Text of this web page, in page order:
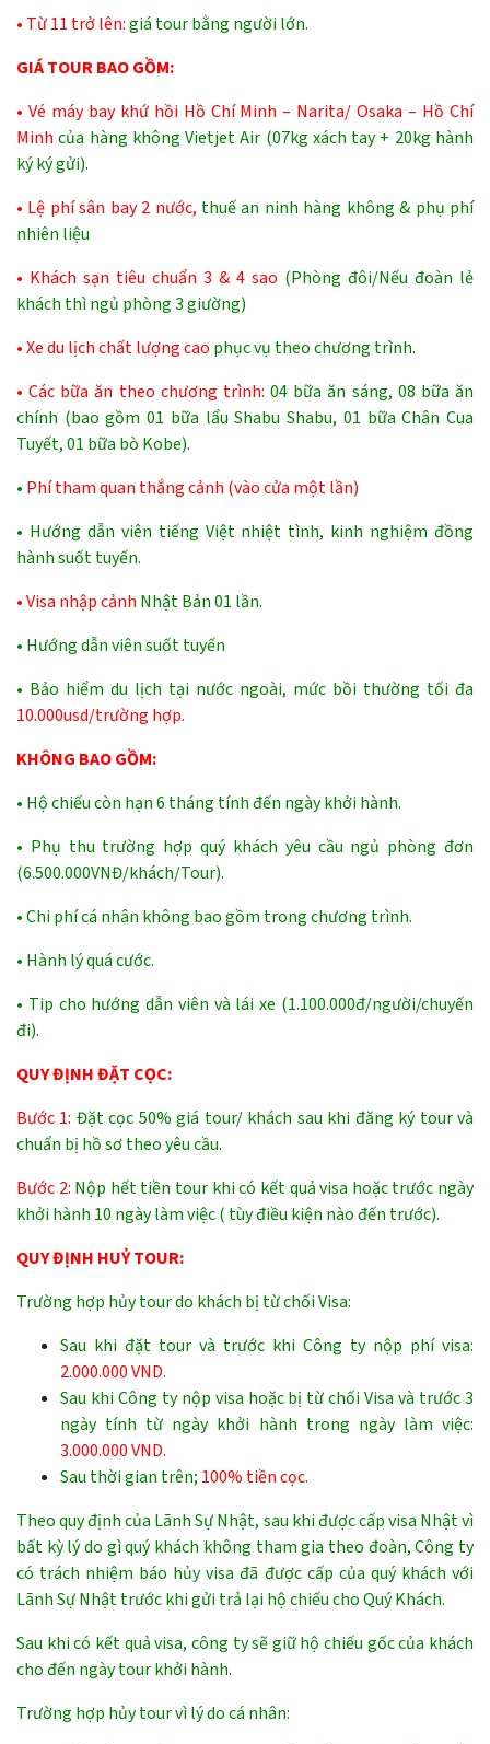
• Từ 11 trở lên:giá tour bằng người lớn.
GIÁ TOUR BAO GỒM:
• Vé máy bay khứ hồi Hồ Chí Minh – Narita/ Osaka – Hồ Chí
Minh của hàng không Vietjet Air (07kg xách tay + 20kg hành
ký ký gửi).
• Lệ phí sân bay 2 nước, thuế an ninh hàng không & phụ phí
nhiên liệu
• Khách sạn tiêu chuẩn 3 & 4 sao (Phòng đôi/Nếu đoàn lẻ
khách thì ngủ phòng 3 giường)
• Xe du lịch chất lượng cao phục vụ theo chương trình.
• Các bữa ăn theo chương trình:04 bữa ăn sáng, 08 bữa ăn
chính (bao gồm 01 bữa lẩu Shabu Shabu, 01 bữa Chân Cua
Tuyết, 01 bữa bò Kobe).
• Phí tham quan thắng cảnh (vào cửa một lần)
• Hướng dẫn viên tiếng Việt nhiệt tình, kinh nghiệm đồng
hành suốt tuyến.
• Visa nhập cảnh Nhật Bản 01 lần.
• Hướng dẫn viên suốt tuyến
• Bảo hiểm du lịch tại nước ngoài, mức bồi thường tối đa
10.000usd/trường hợp.
KHÔNG BAO GỒM:
• Hộ chiếu còn hạn 6 tháng tính đến ngày khởi hành.
• Phụ thu trường hợp quý khách yêu cầu ngủ phòng đơn
(6.500.000VNĐ/khách/Tour).
• Chi phí cá nhân không bao gồm trong chương trình.
• Hành lý quá cước.
• Tip cho hướng dẫn viên và lái xe (1.100.000đ/người/chuyến
đi).
QUY ĐỊNH ĐẶT CỌC:
Bước 1: Đặt cọc 50% giá tour/ khách sau khi đăng ký tour và
chuẩn bị hồ sơ theo yêu cầu.
Bước 2: Nộp hết tiền tour khi có kết quả visa hoặc trước ngày
khởi hành 10 ngày làm việc ( tùy điều kiện nào đến trước).
QUY ĐỊNH HUỶ TOUR:
Trường hợp hủy tour do khách bị từ chối Visa:
Sau khi đặt tour và trước khi Công ty nộp phí visa:
2.000.000 VND.
Sau khi Công ty nộp visa hoặc bị từ chối Visa và trước 3
ngày tính từ ngày khởi hành trong ngày làm việc:
3.000.000 VND.
Sau thời gian trên; 100% tiền cọc.
Theo quy định của Lãnh Sự Nhật, sau khi được cấp visa Nhật vì
bất kỳ lý do gì quý khách không tham gia theo đoàn, Công ty
có trách nhiệm báo hủy visa đã được cấp của quý khách với
Lãnh Sự Nhật trước khi gửi trả lại hộ chiếu cho Quý Khách.
Sau khi có kết quả visa, công ty sẽ giữ hộ chiếu gốc của khách
cho đến ngày tour khởi hành.
Trường hợp hủy tour vì lý do cá nhân: